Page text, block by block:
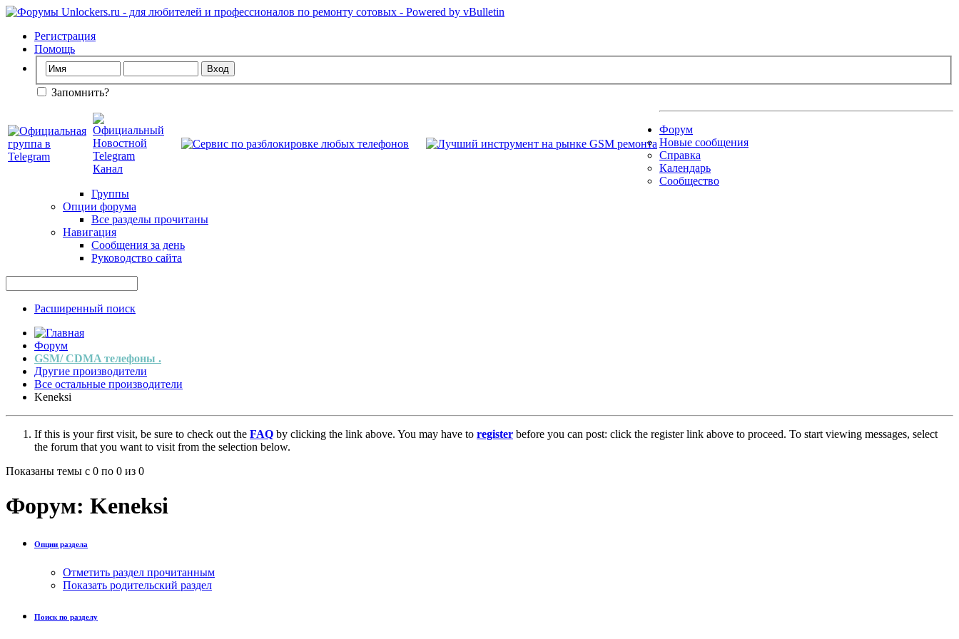
Регистрация
Помощь
Запомнить?
Форум
Новые сообщения
Справка
Календарь
Сообщество
Группы
Опции форума
Все разделы прочитаны
Навигация
Сообщения за день
Руководство сайта
Расширенный поиск
Форум
GSM/ CDMA телефоны .
Другие производители
Все остальные производители
Keneksi
If this is your first visit, be sure to check out the FAQ by clicking the link above. You may have to register before you can post: click the register link above to proceed. To start viewing messages, select
the forum that you want to visit from the selection below.
Показаны темы с 0 по 0 из 0
Форум: Keneksi
Опции раздела
Отметить раздел прочитанным
Показать родительский раздел
Поиск по разделу